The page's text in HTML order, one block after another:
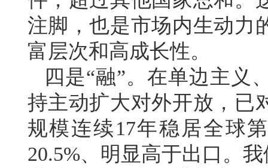
注脚，也是市场内生动力
富层次和高成长性。
四是“融”。在单边主义
持主动扩大对外开放，已
规模连续17年稳居全球
20.5%、明显高于出口。